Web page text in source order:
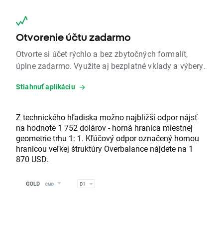
Otvorenie účtu zadarmo
Otvorte si účet rýchlo a bez zbytočných formalít,
úplne zadarmo. Využite aj bezplatné vklady a výbery.
Stiahnuť aplikáciu
Z technického hľadiska možno najbližší odpor nájsť
na hodnote 1 752 dolárov - horná hranica miestnej
geometrie trhu 1: 1. Kľúčový odpor označený hornou
hranicou veľkej štruktúry Overbalance nájdete na 1
870 USD.